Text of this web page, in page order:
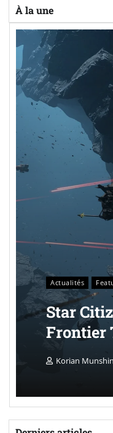
À la une
Actualités
Star
Frontier
Korian